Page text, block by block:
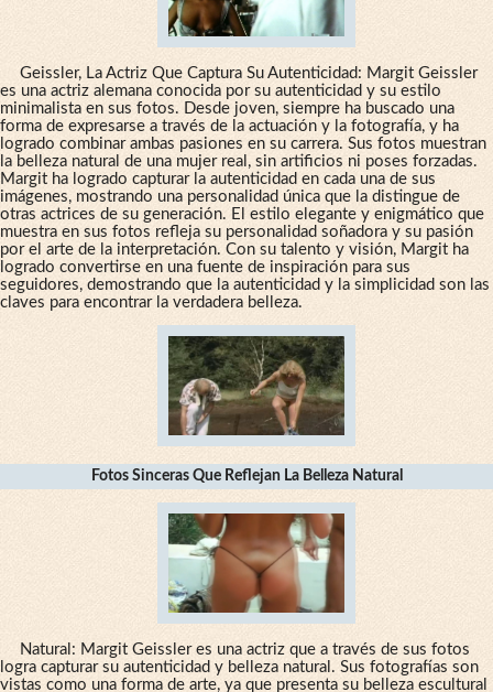
Geissler, La Actriz Que Captura Su Autenticidad: Margit Geissler
es una actriz alemana conocida por su autenticidad y su estilo
minimalista en sus fotos. Desde joven, siempre ha buscado una
forma de expresarse a través de la actuación y la fotografía, y ha
logrado combinar ambas pasiones en su carrera. Sus fotos muestran
la belleza natural de una mujer real, sin artificios ni poses forzadas.
Margit ha logrado capturar la autenticidad en cada una de sus
imágenes, mostrando una personalidad única que la distingue de
otras actrices de su generación. El estilo elegante y enigmático que
muestra en sus fotos refleja su personalidad soñadora y su pasión
por el arte de la interpretación. Con su talento y visión, Margit ha
logrado convertirse en una fuente de inspiración para sus
seguidores, demostrando que la autenticidad y la simplicidad son las
claves para encontrar la verdadera belleza.
Fotos Sinceras Que Reflejan La Belleza Natural
Natural: Margit Geissler es una actriz que a través de sus fotos
logra capturar su autenticidad y belleza natural. Sus fotografías son
vistas como una forma de arte, ya que presenta su belleza escultural